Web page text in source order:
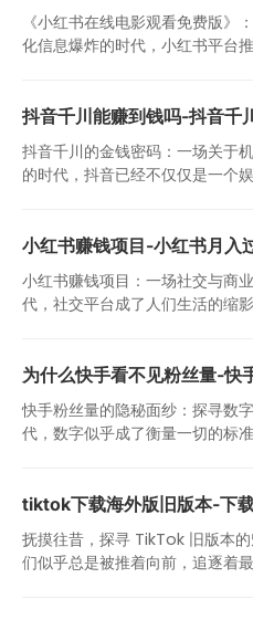
《小红书在线电影观看免费版》
化信息爆炸的时代，小红书平台
抖音千川能赚到钱吗-抖音千
抖音千川的金钱密码：一场关于
的时代，抖音已经不仅仅是一个
小红书赚钱项目-小红书月入
小红书赚钱项目：一场社交与商
代，社交平台成了人们生活的缩
为什么快手看不见粉丝量-快
快手粉丝量的隐秘面纱：探寻数
代，数字似乎成了衡量一切的标
tiktok下载海外版旧版本-下
抚摸往昔，探寻 TikTok 旧版本
们似乎总是被推着向前，追逐着